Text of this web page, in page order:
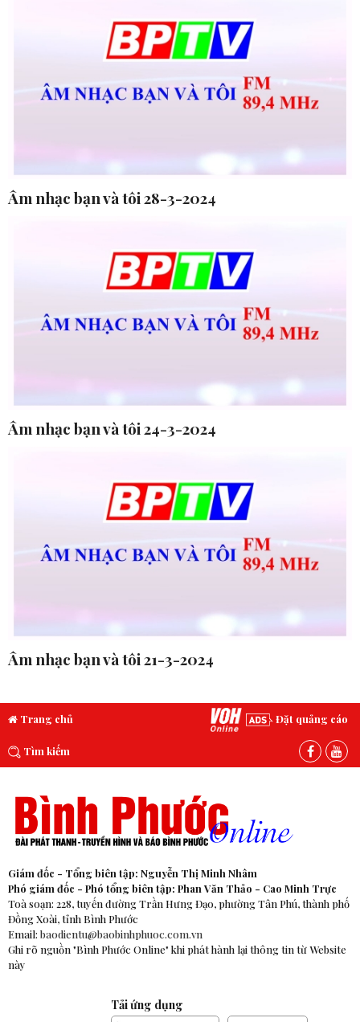
Âm nhạc bạn và tôi 28-3-2024
Âm nhạc bạn và tôi 24-3-2024
Âm nhạc bạn và tôi 21-3-2024
Trang chủ Đặt quảng cáo
Tìm kiếm
Giám đốc - Tổng biên tập: Nguyễn Thị Minh Nhâm
Phó giám đốc - Phó tổng biên tập: Phan Văn Thảo - Cao Minh Trực
Toà soạn: 228, tuyến đường Trần Hưng Đạo, phường Tân Phú, thành phố
Đồng Xoài, tỉnh Bình Phước
Email: baodientu@baobinhphuoc.com.vn
Ghi rõ nguồn "Bình Phước Online" khi phát hành lại thông tin từ Website
này
Tải ứng dụng